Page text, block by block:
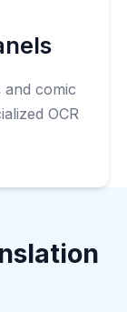
and comic
OCR